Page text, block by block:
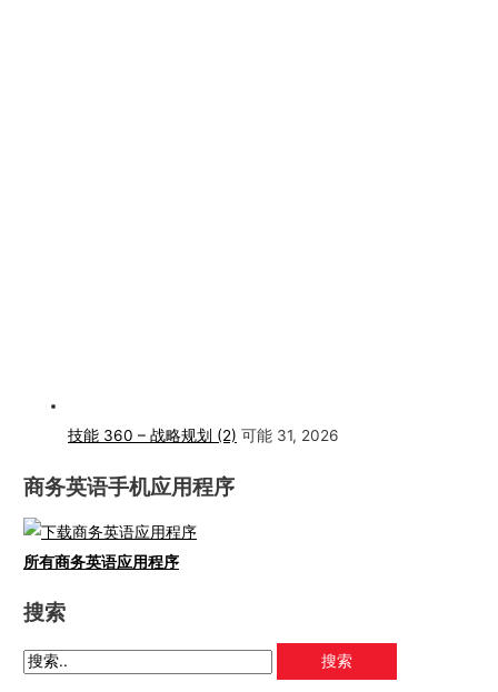
技能 360 – 战略规划 (2) 可能 31, 2026
商务英语手机应用程序
所有商务英语应用程序
搜索